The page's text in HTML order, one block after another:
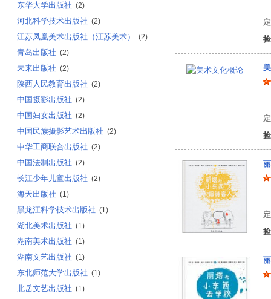
东华大学出版社 (2)
河北科学技术出版社 (2)
江苏凤凰美术出版社（江苏美术） (2)
青岛出版社 (2)
未来出版社 (2)
陕西人民教育出版社 (2)
中国摄影出版社 (2)
中国妇女出版社 (2)
中国民族摄影艺术出版社 (2)
中华工商联合出版社 (2)
中国法制出版社 (2)
长江少年儿童出版社 (2)
海天出版社 (1)
黑龙江科学技术出版社 (1)
湖北美术出版社 (1)
湖南美术出版社 (1)
湖南文艺出版社 (1)
东北师范大学出版社 (1)
北岳文艺出版社 (1)